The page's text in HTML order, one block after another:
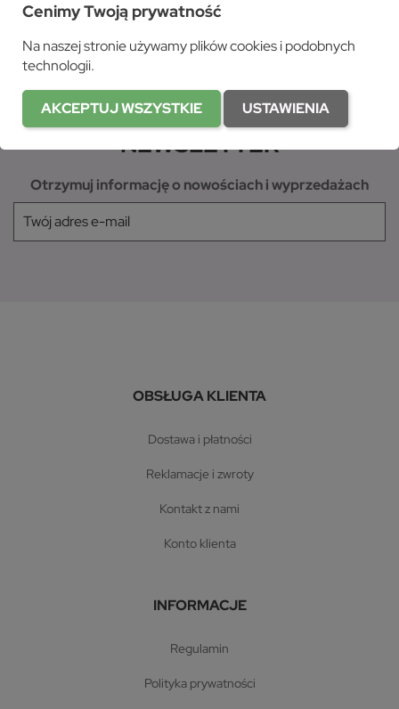
płatności zapewnia ...
NEWSLETTER
Otrzymuj informację o nowościach i wyprzedażach
OBSŁUGA KLIENTA
dostawa i płatności
reklamacje i zwroty
kontakt z nami
konto klienta
INFORMACJE
regulamin
polityka prywatności
Cenimy Twoją prywatność
Na naszej stronie używamy plików cookies i podobnych
technologii.
AKCEPTUJ WSZYSTKIE USTAWIENIA